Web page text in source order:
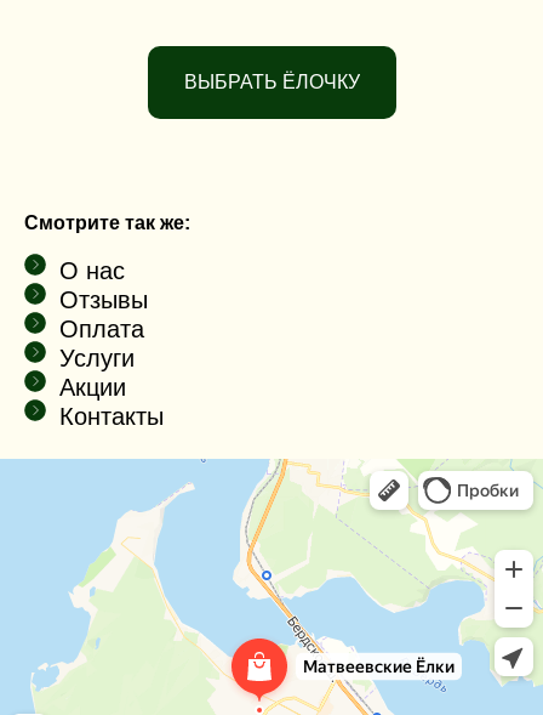
ВЫБРАТЬ ЁЛОЧКУ
Смотрите так же:
О нас
Отзывы
Оплата
Услуги
Акции
Контакты